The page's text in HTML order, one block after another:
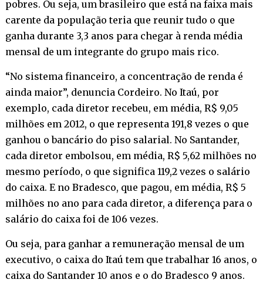
pobres. Ou seja, um brasileiro que está na faixa mais
carente da população teria que reunir tudo o que
ganha durante 3,3 anos para chegar à renda média
mensal de um integrante do grupo mais rico.
“No sistema financeiro, a concentração de renda é
ainda maior”, denuncia Cordeiro. No Itaú, por
exemplo, cada diretor recebeu, em média, R$ 9,05
milhões em 2012, o que representa 191,8 vezes o que
ganhou o bancário do piso salarial. No Santander,
cada diretor embolsou, em média, R$ 5,62 milhões no
mesmo período, o que significa 119,2 vezes o salário
do caixa. E no Bradesco, que pagou, em média, R$ 5
milhões no ano para cada diretor, a diferença para o
salário do caixa foi de 106 vezes.
Ou seja, para ganhar a remuneração mensal de um
executivo, o caixa do Itaú tem que trabalhar 16 anos, o
caixa do Santander 10 anos e o do Bradesco 9 anos.